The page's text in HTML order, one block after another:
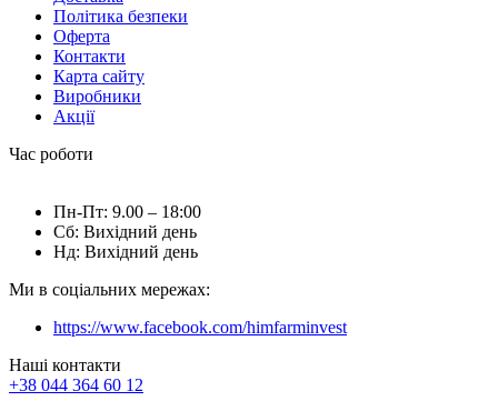
Політика безпеки
Оферта
Контакти
Карта сайту
Виробники
Акції
Час роботи
Пн-Пт: 9.00 – 18:00
Сб: Вихідний день
Нд: Вихідний день
Ми в соціальних мережах:
https://www.facebook.com/himfarminvest
Наші контакти
+38 044 364 60 12